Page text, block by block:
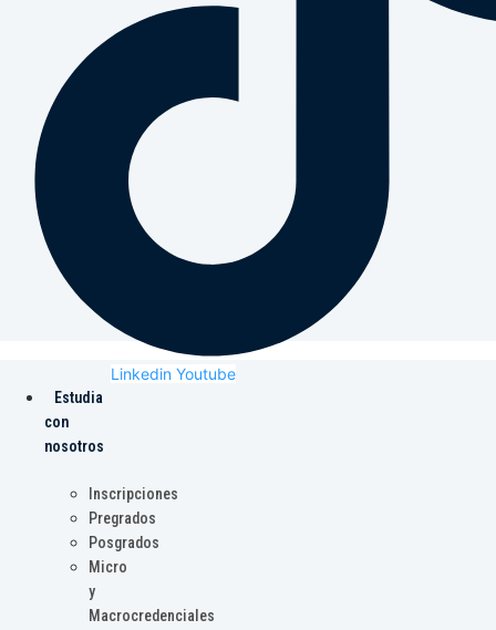
Linkedin Youtube
Estudia
con
nosotros
Inscripciones
Pregrados
Posgrados
Micro
y
Macrocredenciales